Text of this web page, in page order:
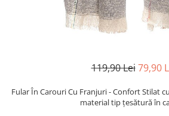
119,90 Lei 79,90
Fular În Carouri Cu Franjuri - Confort Stilat
material tipțesătură în